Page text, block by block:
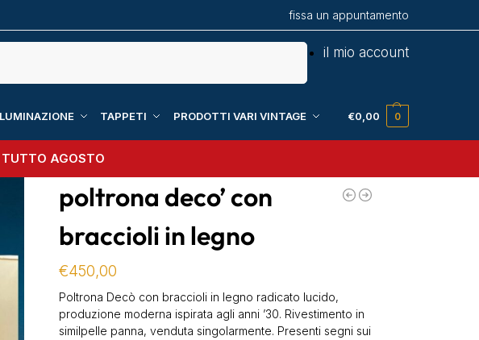
fissa un appuntamento
il mio account
TAPPETI PRODOTTI VARI VINTAGE €0,00 0
AGOSTO
poltrona deco’ con
braccioli in legno
€450,00
Poltrona Decò con braccioli in legno radicato lucido,
produzione moderna ispirata agli anni ’30. Rivestimento in
similpelle panna, venduta singolarmente. Presenti segni sui